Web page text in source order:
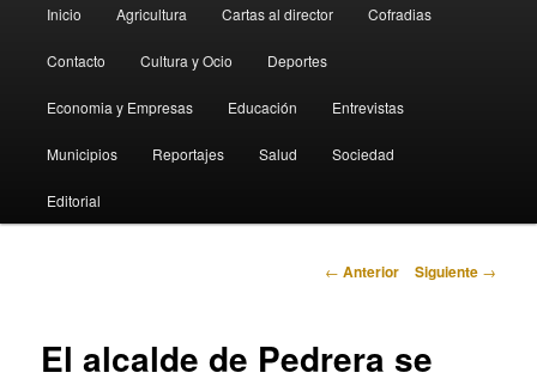
principal
Inicio Agricultura Cartas al director Cofradias
Contacto Cultura y Ocio Deportes
Economia y Empresas Educación Entrevistas
Municipios Reportajes Salud Sociedad
Editorial
Navegación
← Anterior Siguiente →
El alcalde de Pedrera se